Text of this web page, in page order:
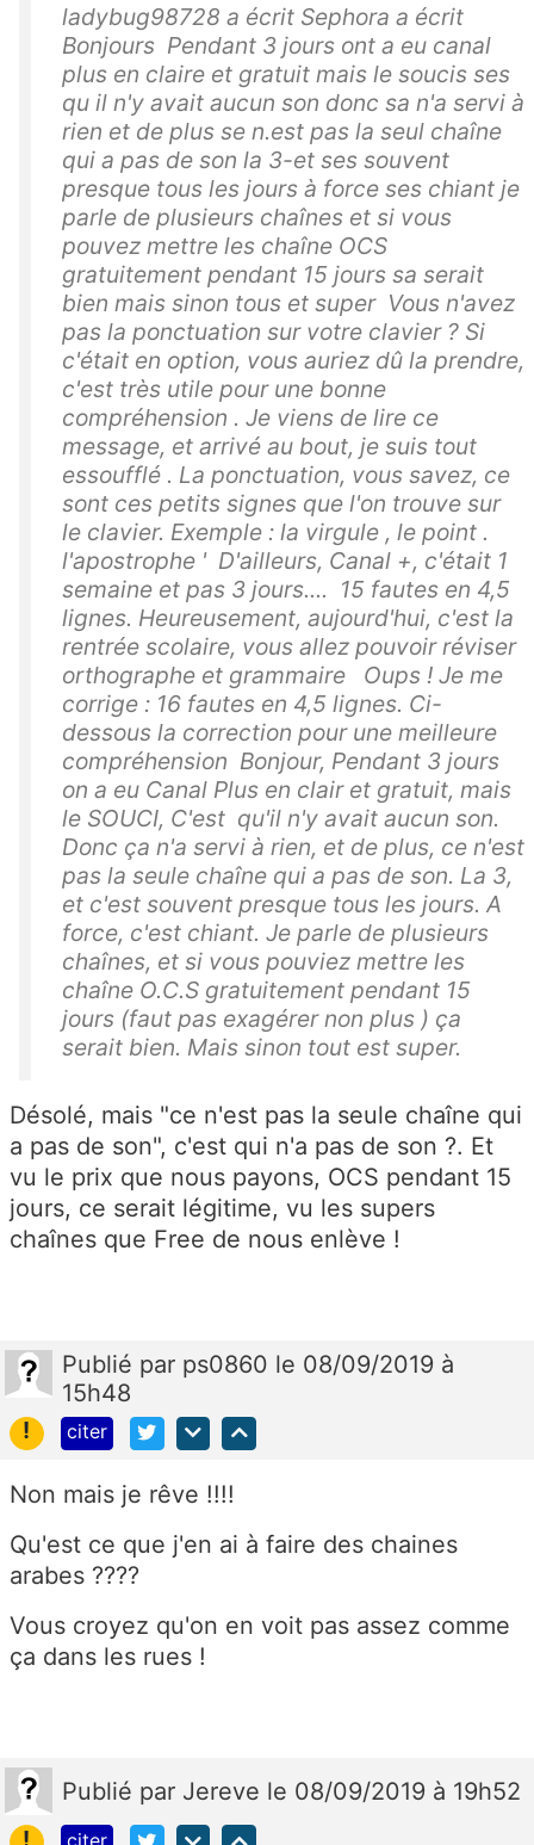
ladybug98728 a écrit Sephora a écrit
Bonjours Pendant 3 jours ont a eu canal
plus en claire et gratuit mais le soucis ses
qu il n'y avait aucun son donc sa n'a servi à
rien et de plus se n.est pas la seul chaîne
qui a pas de son la 3-et ses souvent
presque tous les jours à force ses chiant je
parle de plusieurs chaînes et si vous
pouvez mettre les chaîne OCS
gratuitement pendant 15 jours sa serait
bien mais sinon tous et super Vous n'avez
pas la ponctuation sur votre clavier ? Si
c'était en option, vous auriez dû la prendre,
c'est très utile pour une bonne
compréhension . Je viens de lire ce
message, et arrivé au bout, je suis tout
essoufflé . La ponctuation, vous savez, ce
sont ces petits signes que l'on trouve sur
le clavier. Exemple : la virgule , le point .
l'apostrophe ' D'ailleurs, Canal +, c'était 1
semaine et pas 3 jours.... 15 fautes en 4,5
lignes. Heureusement, aujourd'hui, c'est la
rentrée scolaire, vous allez pouvoir réviser
orthographe et grammaire Oups ! Je me
corrige : 16 fautes en 4,5 lignes. Ci-
dessous la correction pour une meilleure
compréhension Bonjour, Pendant 3 jours
on a eu Canal Plus en clair et gratuit, mais
le SOUCI, C'est qu'il n'y avait aucun son.
Donc ça n'a servi à rien, et de plus, ce n'est
pas la seule chaîne qui a pas de son. La 3,
et c'est souvent presque tous les jours. A
force, c'est chiant. Je parle de plusieurs
chaînes, et si vous pouviez mettre les
chaîne O.C.S gratuitement pendant 15
jours (faut pas exagérer non plus ) ça
serait bien. Mais sinon tout est super.
Désolé, mais "ce n'est pas la seule chaîne qui
a pas de son", c'est qui n'a pas de son ?. Et
vu le prix que nous payons, OCS pendant 15
jours, ce serait légitime, vu les supers
chaînes que Free de nous enlève !
Publié par ps0860 le 08/09/2019 à
15h48
!
citer
Non mais je rêve !!!!
Qu'est ce que j'en ai à faire des chaines
arabes ????
Vous croyez qu'on en voit pas assez comme
ça dans les rues !
Publié par Jereve le 08/09/2019 à 19h52
!